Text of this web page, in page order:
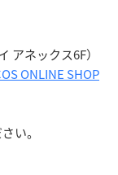
アネックス6F）
ONLINE SHOP
い。